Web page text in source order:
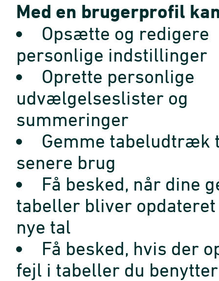
Med en brugerprofil
Opsætte og redigere
personlige indstillinger
Oprette personlige
udvælgelseslister og
summeringer
Gemme tabeludtræk
senere brug
Få besked, når dine
tabeller bliver opdateret
nye tal
Få besked, hvis der
fejl i tabeller du benytter